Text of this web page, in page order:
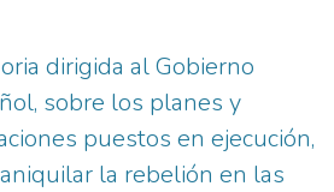
dirigida al Gobierno
sobre los planes y
puestos en ejecución,
la rebelión en las